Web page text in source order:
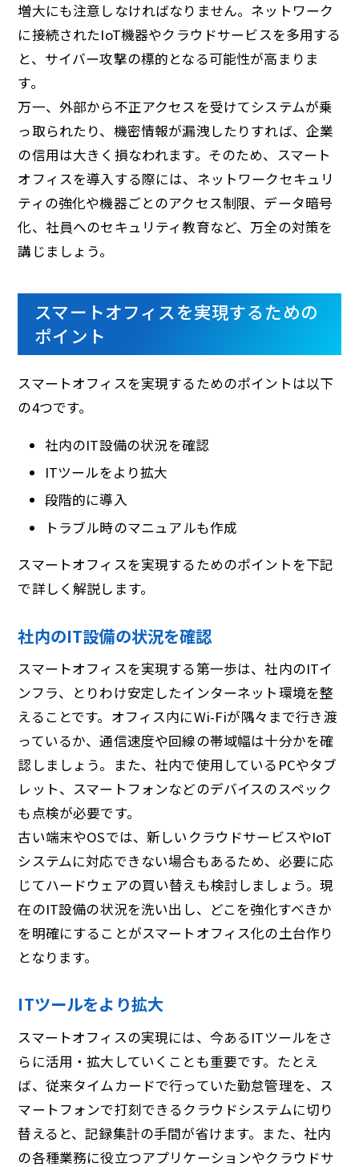
増大にも注意しなければなりません。ネットワーク
に接続されたIoT機器やクラウドサービスを多用する
と、サイバー攻撃の標的となる可能性が高まりま
す。
万一、外部から不正アクセスを受けてシステムが乗
っ取られたり、機密情報が漏洩したりすれば、企業
の信用は大きく損なわれます。そのため、スマート
オフィスを導入する際には、ネットワークセキュリ
ティの強化や機器ごとのアクセス制限、データ暗号
化、社員へのセキュリティ教育など、万全の対策を
講じましょう。
スマートオフィスを実現するための
ポイント
スマートオフィスを実現するためのポイントは以下
の4つです。
社内のIT設備の状況を確認
ITツールをより拡大
段階的に導入
トラブル時のマニュアルも作成
スマートオフィスを実現するためのポイントを下記
で詳しく解説します。
社内のIT設備の状況を確認
スマートオフィスを実現する第一歩は、社内のITイ
ンフラ、とりわけ安定したインターネット環境を整
えることです。オフィス内にWi-Fiが隅々まで行き渡
っているか、通信速度や回線の帯域幅は十分かを確
認しましょう。また、社内で使用しているPCやタブ
レット、スマートフォンなどのデバイスのスペック
も点検が必要です。
古い端末やOSでは、新しいクラウドサービスやIoT
システムに対応できない場合もあるため、必要に応
じてハードウェアの買い替えも検討しましょう。現
在のIT設備の状況を洗い出し、どこを強化すべきか
を明確にすることがスマートオフィス化の土台作り
となります。
ITツールをより拡大
スマートオフィスの実現には、今あるITツールをさ
らに活用・拡大していくことも重要です。たとえ
ば、従来タイムカードで行っていた勤怠管理を、ス
マートフォンで打刻できるクラウドシステムに切り
替えると、記録集計の手間が省けます。また、社内
の各種業務に役立つアプリケーションやクラウドサ